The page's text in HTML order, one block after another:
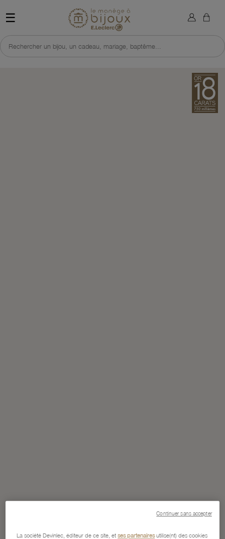
☰ Retour à l'accueil du site
Rechercher un bijou, un cadeau, mariage, baptême...
×
La société Devinlec, éditeur de ce site, etses partenairesutilise(nt) des cookies
Continuer sans accepter